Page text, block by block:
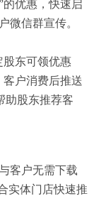
的优惠，快速启
微信群宣传。
股东可领优惠
户消费后推送
助股东推荐客
客户无需下载
实体门店快速推